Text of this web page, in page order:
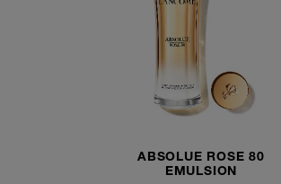
ABSOLUE ROSE 80
EMULSION